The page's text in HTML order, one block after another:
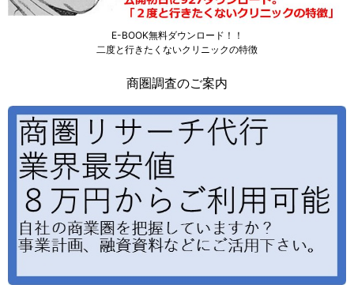
E-BOOK無料ダウンロード！！
二度と行きたくないクリニックの特徴
商圏調査のご案内